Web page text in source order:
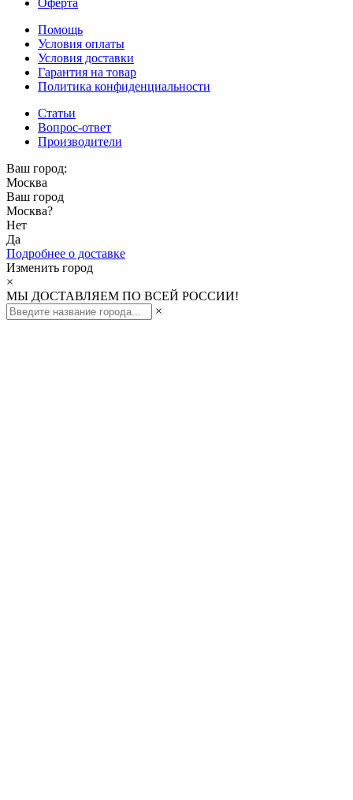
Помощь
Условия оплаты
Условия доставки
Гарантия на товар
Политика конфиденциальности
Статьи
Вопрос-ответ
Производители
Ваш город:
Москва
Ваш город
Москва?
Нет
Да
Подробнее о доставке
Изменить город
×
МЫ ДОСТАВЛЯЕМ ПО ВСЕЙ РОССИИ!
×